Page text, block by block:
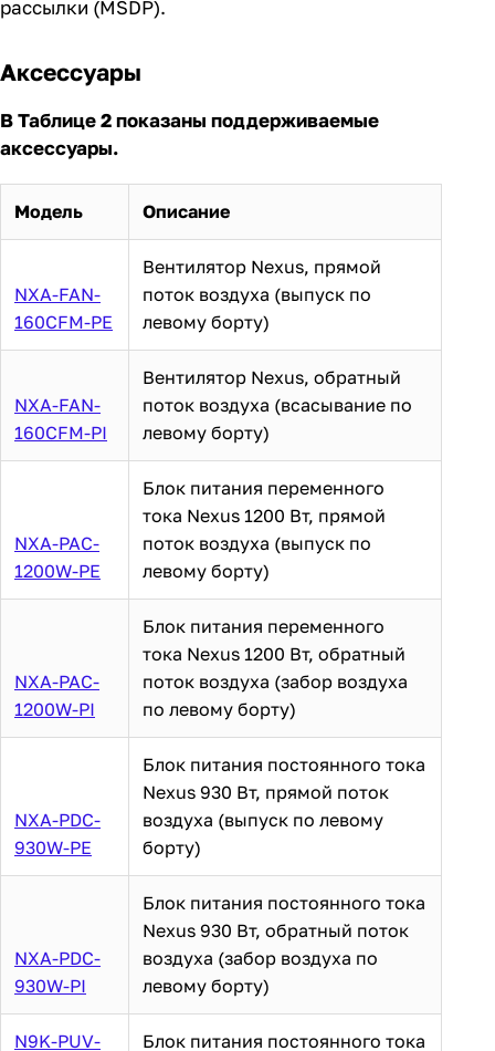
рассылки (MSDP).
Аксессуары
В Таблице 2 показаны поддерживаемые
аксессуары.
Модель Описание
NXA-FAN-
160CFM-PE
Вентилятор Nexus, прямой
поток воздуха (выпуск по
левому борту)
NXA-FAN-
160CFM-PI
Вентилятор Nexus, обратный
поток воздуха (всасывание по
левому борту)
NXA-PAC-
1200W-PE
Блок питания переменного
тока Nexus 1200 Вт, прямой
поток воздуха (выпуск по
левому борту)
NXA-PAC-
1200W-PI
Блок питания переменного
тока Nexus 1200 Вт, обратный
поток воздуха (забор воздуха
по левому борту)
NXA-PDC-
930W-PE
Блок питания постоянного тока
Nexus 930 Вт, прямой поток
воздуха (выпуск по левому
борту)
NXA-PDC-
930W-PI
Блок питания постоянного тока
Nexus 930 Вт, обратный поток
воздуха (забор воздуха по
левому борту)
N9K-PUV- Блок питания постоянного тока